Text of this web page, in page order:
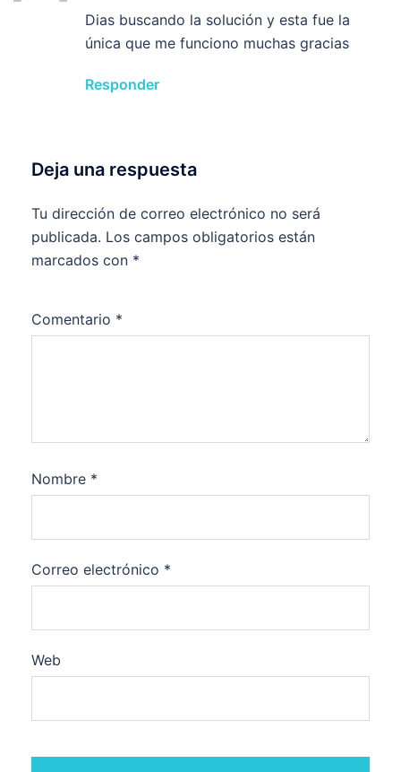
Dias buscando la solución y esta fue la
única que me funciono muchas gracias
Responder
Deja una respuesta
Tu dirección de correo electrónico no será
publicada. Los campos obligatorios están
marcados con *
Comentario *
Nombre *
Correo electrónico *
Web